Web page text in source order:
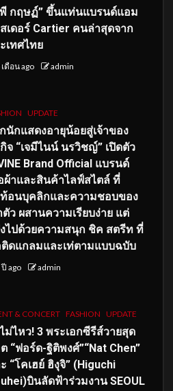
กฤษฏ์” ขึ้นแท่นแบรนด์แอม
เดอร์ Cartier คนล่าสุดจาก
เทศไทย
ดือน ago admin
UPDATE
นักแสดงอายุน้อยสู่เจ้าของ
จ “เจมีไนน์ นรวิชญ์” เปิดตัว
Brand Official แบรนด์
ผ้าและสินค้าไลฟ์สไตล์ ที่
อนบุคลิกและความชอบของ
ตัว ผสานความเรียบง่าย แต่
ไปด้วยความสนุก ชิค สตรีท ที่
ดแกลมและเท่ตามแบบฉบับ
ago admin
& CONCERT FASHION UPDATE
ม่ไหว! 3 พระเอกซีรีส์วายสุด
“ฟอร์ด-ฐิติพงศ์”“Nat Chen”
“โคเฮย์ ฮิงุจิ” (Higuchi
บินลัดฟ้าร่วมงาน SEOUL